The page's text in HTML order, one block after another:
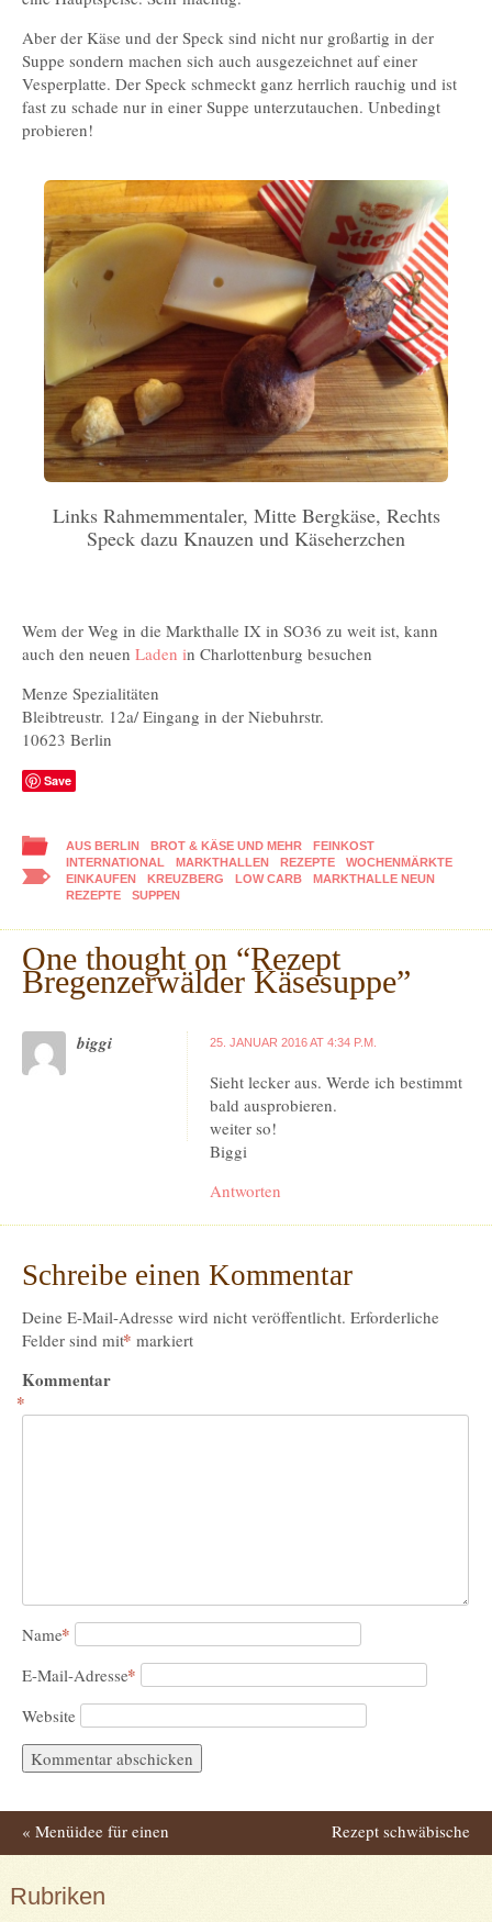
Aber der Käse und der Speck sind nicht nur großartig in der
Suppe sondern machen sich auch ausgezeichnet auf einer
Vesperplatte. Der Speck schmeckt ganz herrlich rauchig und ist
fast zu schade nur in einer Suppe unterzutauchen. Unbedingt
probieren!
Links Rahmemmentaler, Mitte Bergkäse, Rechts
Speck dazu Knauzen und Käseherzchen
Wem der Weg in die Markthalle IX in SO36 zu weit ist, kann
auch den neuen Laden in Charlottenburg besuchen
Menze Spezialitäten
Bleibtreustr. 12a/ Eingang in der Niebuhrstr.
10623 Berlin
Save
AUS BERLIN BROT & KÄSE UND MEHR
FEINKOST
INTERNATIONAL
MARKTHALLEN REZEPTE
WOCHENMÄRKTE
EINKAUFEN
KREUZBERG LOW CARB
MARKTHALLE NEUN
REZEPTE
SUPPEN
One thought on “Rezept
Bregenzerwälder Käsesuppe”
biggi 25. JANUAR 2016 AT 4:34 P.M.
Sieht lecker aus. Werde ich bestimmt
bald ausprobieren.
weiter so!
Biggi
Antworten
Schreibe einen Kommentar
Deine E-Mail-Adresse wird nicht veröffentlicht. Erforderliche
Felder sind mit* markiert
Kommentar
*
Name*
E-Mail-Adresse*
Website
Post navigation
« Menüidee für einen
Rezept schwäbische
Rubriken